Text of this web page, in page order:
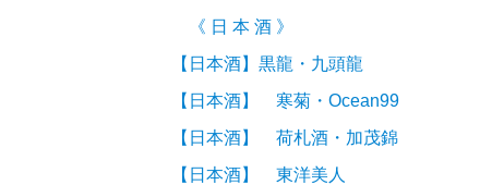
《 日 本 酒 》
【日本酒】黒龍・九頭龍
【日本酒】 寒菊・Ocean99
【日本酒】 荷札酒・加茂錦
【日本酒】 東洋美人